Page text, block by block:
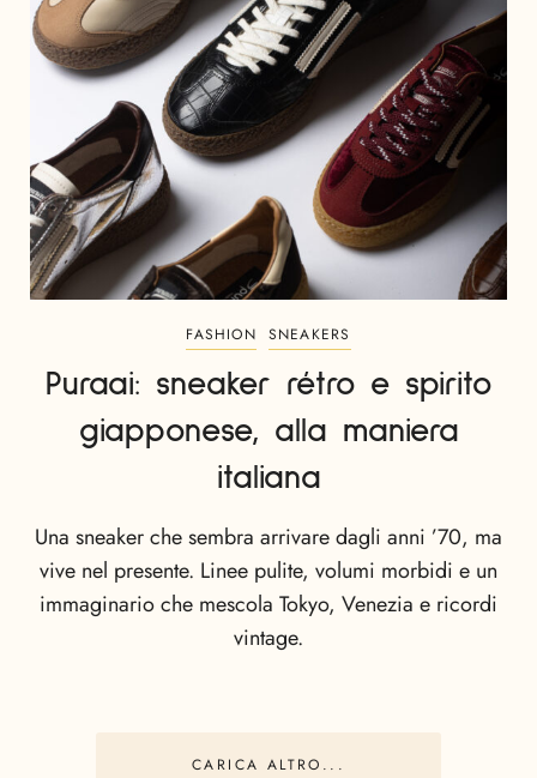
FASHION SNEAKERS
Puraai: sneaker rétro e spirito
giapponese, alla maniera
italiana
Una sneaker che sembra arrivare dagli anni ’70, ma
vive nel presente. Linee pulite, volumi morbidi e un
immaginario che mescola Tokyo, Venezia e ricordi
vintage.
CARICA ALTRO...